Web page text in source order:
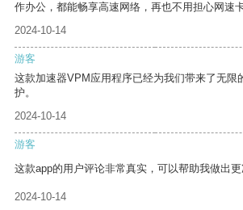
作办公，都能畅享高速网络，再也不用担心网速卡
2024-10-14
游客
这款加速器VPM应用程序已经为我们带来了无限
护。
2024-10-14
游客
这款app的用户评论非常真实，可以帮助我做出更
2024-10-14